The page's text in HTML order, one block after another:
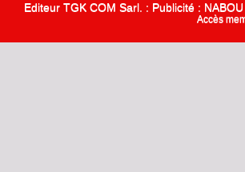
Editeur TGK COM Sarl. : Publicité :
Accès